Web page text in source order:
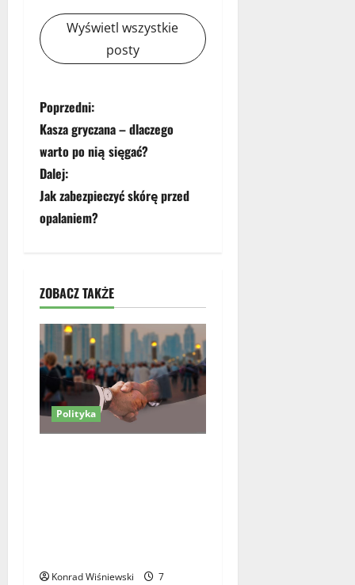
Wyświetl wszystkie
posty
Z
o
b
a
w
p
i
s
y
Poprzedni:
Kasza gryczana – dlaczego
warto po nią sięgać?
Dalej:
Jak zabezpieczyć skórę przed
opalaniem?
ZOBACZ TAKŻE
Polityka
Konrad Wiśniewski
7